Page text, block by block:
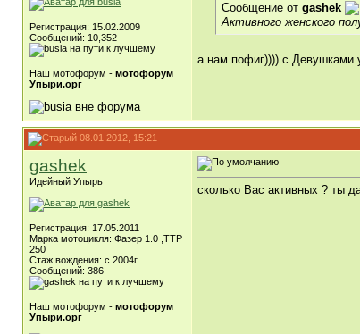
Регистрация: 15.02.2009
Сообщений: 10,352
Наш мотофорум - мотофорум
Упыри.орг
Сообщение от gashek
Активного женского
а нам пофиг)))) с Девушками
08.01.2012, 15:21
gashek
Идейный Упырь
Регистрация: 17.05.2011
Марка мотоцикля: Фазер 1.0 ,ТТР
250
Стаж вождения: с 2004г.
Сообщений: 386
Наш мотофорум - мотофорум
Упыри.орг
сколько Вас активных ? ты